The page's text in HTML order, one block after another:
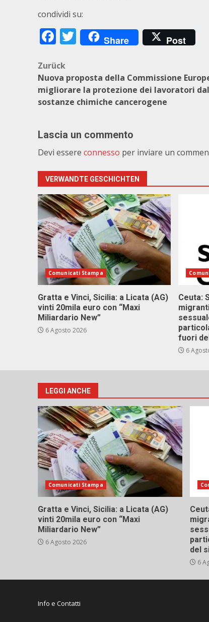
condividi su:
Facebook
Twitter
Share Post
Beitragsnavigation
Zurück
Nuova proposta della Commissione
migliorare la protezione dei lavoratori
sostanze chimiche cancerogene
Lascia un commento
Devi essere connesso per inviare un
VERWANDTE GESCHICHTEN
Comunicati Stampa
Gratta e Vinci, Sicilia: a Licata (AG)
vinti 20mila euro con “Maxi
Miliardario New”
6 Agosto 2026
Ceuta:
fuori
6
LEGGI ANCHE
Comunicati Stampa
Gratta e Vinci, Sicilia: a Licata (AG)
vinti 20mila euro con “Maxi
Miliardario New”
6 Agosto 2026
del
6
Info e Contatti